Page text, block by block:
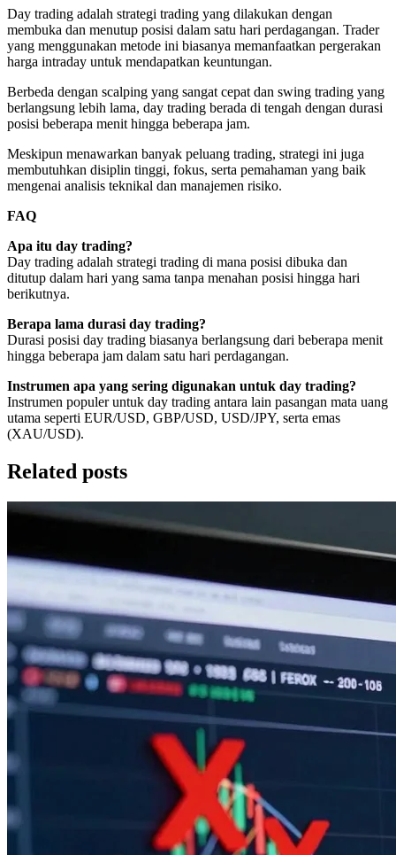
Day trading adalah strategi trading yang dilakukan dengan
membuka dan menutup posisi dalam satu hari perdagangan. Trader
yang menggunakan metode ini biasanya memanfaatkan pergerakan
harga intraday untuk mendapatkan keuntungan.
Berbeda dengan scalping yang sangat cepat dan swing trading yang
berlangsung lebih lama, day trading berada di tengah dengan durasi
posisi beberapa menit hingga beberapa jam.
Meskipun menawarkan banyak peluang trading, strategi ini juga
membutuhkan disiplin tinggi, fokus, serta pemahaman yang baik
mengenai analisis teknikal dan manajemen risiko.
FAQ
Apa itu day trading?
Day trading adalah strategi trading di mana posisi dibuka dan
ditutup dalam hari yang sama tanpa menahan posisi hingga hari
berikutnya.
Berapa lama durasi day trading?
Durasi posisi day trading biasanya berlangsung dari beberapa menit
hingga beberapa jam dalam satu hari perdagangan.
Instrumen apa yang sering digunakan untuk day trading?
Instrumen populer untuk day trading antara lain pasangan mata uang
utama seperti EUR/USD, GBP/USD, USD/JPY, serta emas
(XAU/USD).
Related posts